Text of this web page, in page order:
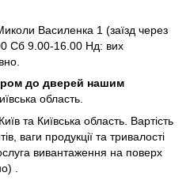
Василенка 1 (заїзд через
Сб 9.00-16.00 Нд: вих
до дверей нашим
область.
та Київська область. Вартість
ваги продукції та тривалості
вивантаження на поверх
.